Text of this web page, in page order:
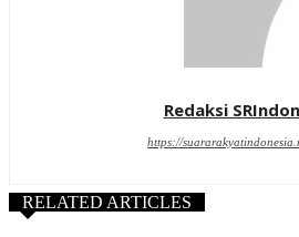
Redaksi
https://
RELATED ARTICLES